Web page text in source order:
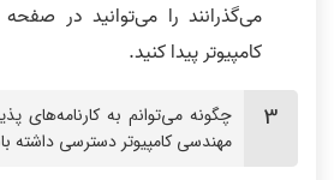
می‌گذرانند را می‌توانید در
کامپیوتر پیدا کنید.
چگونه‌ می‌توانم به کارنامه‌های
مهندسی کامپیوتر دسترسی داشته